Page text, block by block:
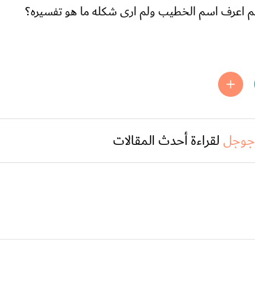
اعرف اسم الخطيب ولم ارى شكله ما هو تفسيره؟
جوجل لقراءة أحدث المقالات